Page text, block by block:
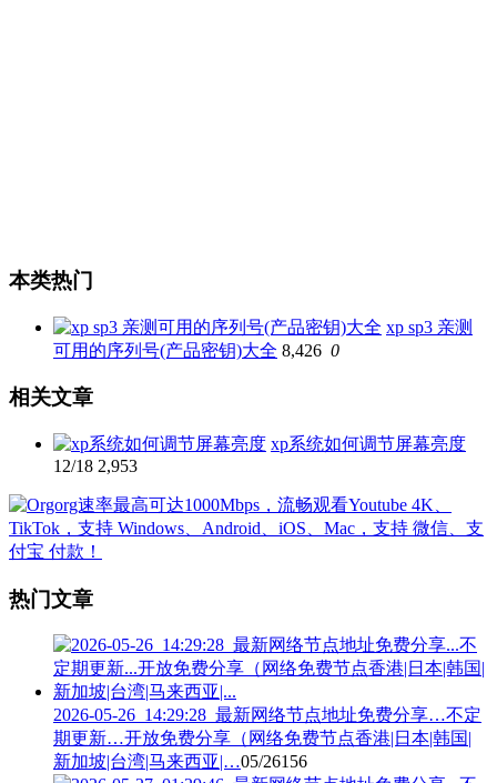
本类热门
xp sp3 亲测
可用的序列号(产品密钥)大全 8,426 0
相关文章
xp系统如何调节屏幕亮度
12/18 2,953
热门文章
2026-05-26_14:29:28_最新网络节点地址免费分享…不定
期更新…开放免费分享（网络免费节点香港|日本|韩国|
新加坡|台湾|马来西亚|…05/26156